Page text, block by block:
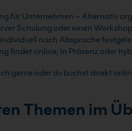
für Unternehmen – Alternativ
Schulung oder einen
nach Absprache
findet online, in Präsenz oder
gerne oder du buchst direkt
Themen im